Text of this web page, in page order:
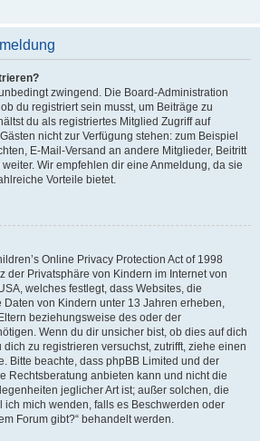
zwingend. Die Board-Administration
du registriert sein musst, um Beiträge zu
du als registriertes Mitglied Zugriff auf
nicht zur Verfügung stehen: zum Beispiel
E-Mail-Versand an andere Mitglieder, Beitritt
Wir empfehlen dir eine Anmeldung, da sie
Vorteile bietet.
Online Privacy Protection Act of 1998
der Privatsphäre von Kindern im Internet von
welches festlegt, dass Websites, die
von Kindern unter 13 Jahren erheben,
beziehungsweise des oder der
Wenn du dir unsicher bist, ob dies auf dich
zu registrieren versuchst, zutrifft, ziehe einen
Bitte beachte, dass phpBB Limited und der
Rechtsberatung anbieten kann und nicht die
jeglicher Art ist; außer solchen, die
ich mich wenden, falls es Beschwerden oder
Forum gibt?“ behandelt werden.